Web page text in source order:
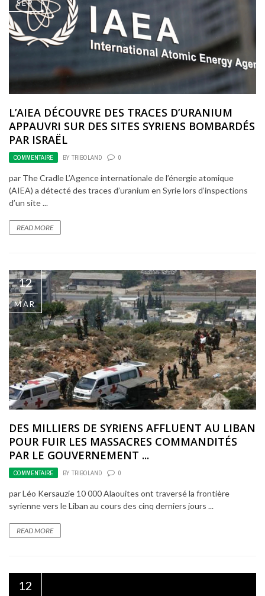
SEP
L’AIEA DÉCOUVRE DES TRACES D’URANIUM
APPAUVRI SUR DES SITES SYRIENS BOMBARDÉS
PAR ISRAËL
COMMENTAIRE BY TRIBOLAND 0
par The Cradle L’Agence internationale de l’énergie atomique
(AIEA) a détecté des traces d’uranium en Syrie lors d’inspections
d’un site ...
READ MORE
12
MAR
DES MILLIERS DE SYRIENS AFFLUENT AU LIBAN
POUR FUIR LES MASSACRES COMMANDITÉS
PAR LE GOUVERNEMENT ...
COMMENTAIRE BY TRIBOLAND 0
par Léo Kersauzie 10 000 Alaouites ont traversé la frontière
syrienne vers le Liban au cours des cinq derniers jours ...
READ MORE
12